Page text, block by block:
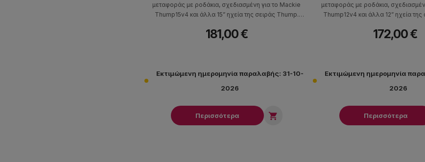
μεταφοράς με ροδάκια, σχεδιασμένη για το Mackie
Thump15v4 και άλλα 15” ηχεία της σειράς Thump.
μετακίνηση, ειδικά σε mobile PA setups, πρόβες,
181,00 €
Εκτιμώμενη ημερομηνία παραλαβής: 31-10-
2026
Περισσότερα 
μεταφοράς με ροδάκια,
Thump12v4 και άλλα 12” ηχεία
πρακτική προστασία και ευκολότερη
172,00 €
Εκτιμώμενη ημερομηνία
2026
Περισσότερα